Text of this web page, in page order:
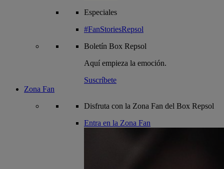
Especiales
#FanStoriesRepsol
Boletín Box Repsol
Aquí empieza la emoción.
Suscríbete
Zona Fan
Disfruta con la Zona Fan del Box Repsol
Entra en la Zona Fan